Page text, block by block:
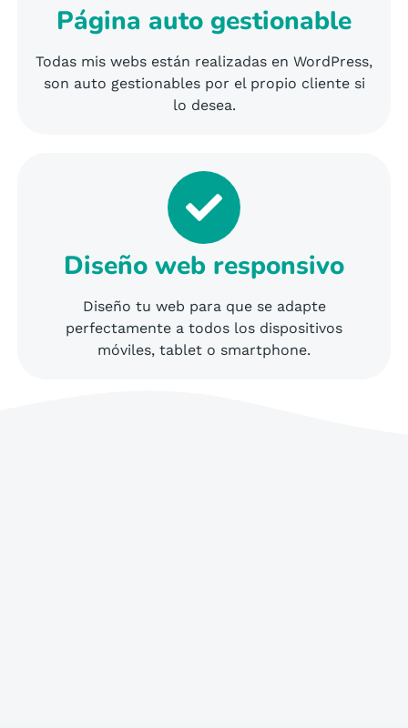
Página auto gestionable
Todas mis webs están realizadas en WordPress,
son auto gestionables por el propio cliente si
lo desea.
Diseño web responsivo
Diseño tu web para que se adapte
perfectamente a todos los dispositivos
móviles, tablet o smartphone.